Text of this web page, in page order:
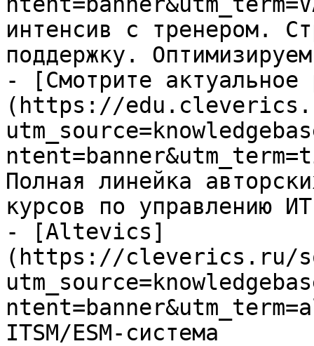
интенсив с тренером.
поддержку.
- [Смотрите актуальное
(https://
Полная линейка
курсов по управлению ИТ
- [Altevics]
(https://cleverics.ru/
ITSM/ESM-система